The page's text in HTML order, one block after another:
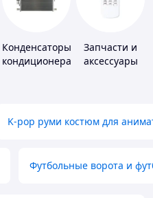
Конденсаторы
кондиционера
Запчасти и
аксессуары
K-pop руми костюм для
Футбольные ворота и